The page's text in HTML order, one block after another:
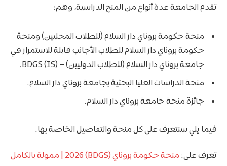
تقدم الجامعة عدة أنواع من المنح الدراسية، وهم:
منحة حكومة بروناي دار السلام (للطلاب المحليين) ومنحة
حكومة بروناي دار السلام للطلاب الأجانب قابلة للاستمرار في
جامعة بروناي دار السلام (للطلاب الدوليين) – BDGS (IS).
منحة الدراسات العليا البحثية بجامعة بروناي دار السلام.
جائزة منحة جامعة بروناي دار السلام.
فيما يلي سنتعرف على كل منحة والتفاصيل الخاصة بها.
تعرف على:
منحة حكومة بروناي (BDGS) 2026 | ممولة بالكامل